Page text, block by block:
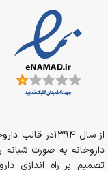
تصمیم بر راه اندازی